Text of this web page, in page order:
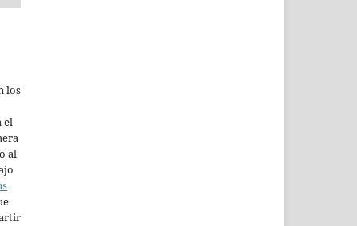
los
el
al